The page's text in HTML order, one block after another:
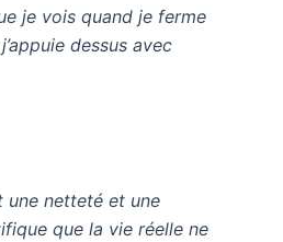
je vois quand je ferme
dessus avec
une netteté et une
que la vie réelle ne